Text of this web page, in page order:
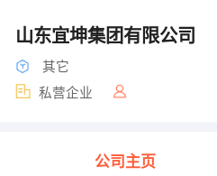
山东宜坤集团有限公司
其它
私营企业
公司主页